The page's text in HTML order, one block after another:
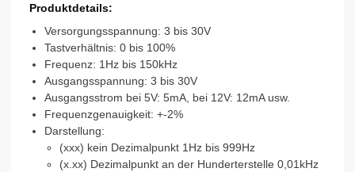
Produktdetails:
Versorgungsspannung: 3 bis 30V
Tastverhältnis: 0 bis 100%
Frequenz: 1Hz bis 150kHz
Ausgangsspannung: 3 bis 30V
Ausgangsstrom bei 5V: 5mA, bei 12V: 12mA usw.
Frequenzgenauigkeit: +-2%
Darstellung:
(xxx) kein Dezimalpunkt 1Hz bis 999Hz
(x.xx) Dezimalpunkt an der Hunderterstelle 0,01kHz